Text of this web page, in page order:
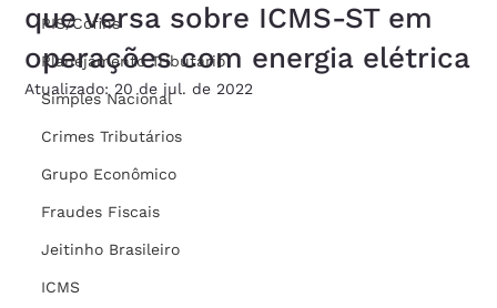
PIS/Cofins
Planejamento Tributário
Simples Nacional
Crimes Tributários
Grupo Econômico
Fraudes Fiscais
Jeitinho Brasileiro
ICMS
que versa sobre ICMS-ST em
operações com energia elétrica
Atualizado: 20 de jul. de 2022